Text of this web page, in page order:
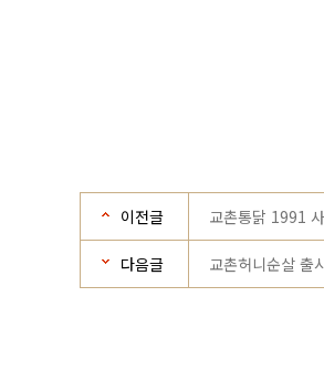
이전글 교촌통닭 1991
다음글 교촌허니순살 출